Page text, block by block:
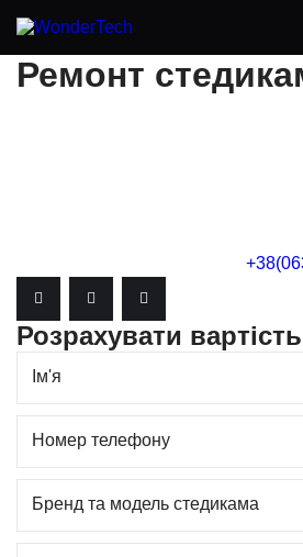
Ремонт
Розрахувати
Ім'я
Номер телефону
Бренд та модель стедикама